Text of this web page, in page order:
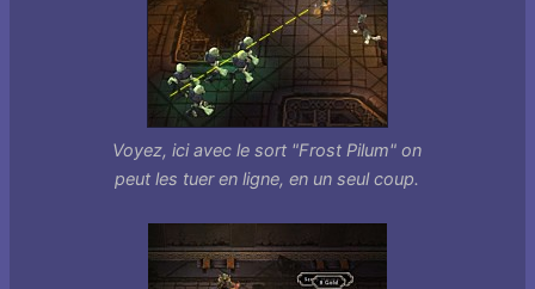
Voyez, ici avec le sort "Frost Pilum" on
peut les tuer en ligne, en un seul coup.